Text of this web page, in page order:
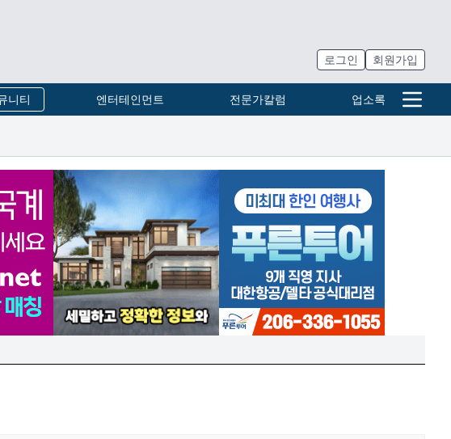
로그인 회원가입
니티 엔터테인먼트 전문가칼럼 업소록